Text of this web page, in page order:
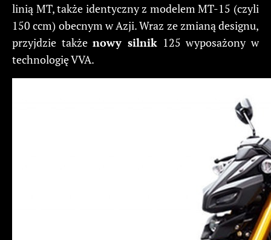
linią MT, także identyczny z modelem MT-15 (czyli
150 ccm) obecnym w Azji. Wraz ze zmianą designu,
przyjdzie takżenowy silnik 125 wyposażony w
technologię VVA.